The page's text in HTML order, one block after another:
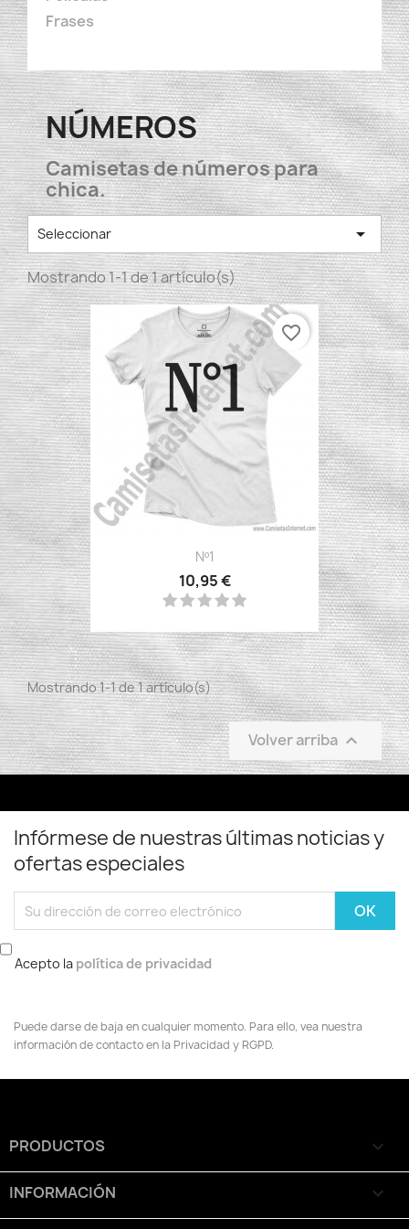
Frases
NÚMEROS
Camisetas de números para
chica.
Seleccionar 
Mostrando 1-1 de 1 artículo(s)
Nº1
10,95 €
favorite_border
Mostrando 1-1 de 1 artículo(s)
Volver arriba 
Infórmese de nuestras últimas noticias y
ofertas especiales
Acepto la política de privacidad
Puede darse de baja en cualquier momento. Para ello, vea nuestra
información de contacto en la Privacidad y RGPD.
PRODUCTOS 
INFORMACIÓN 